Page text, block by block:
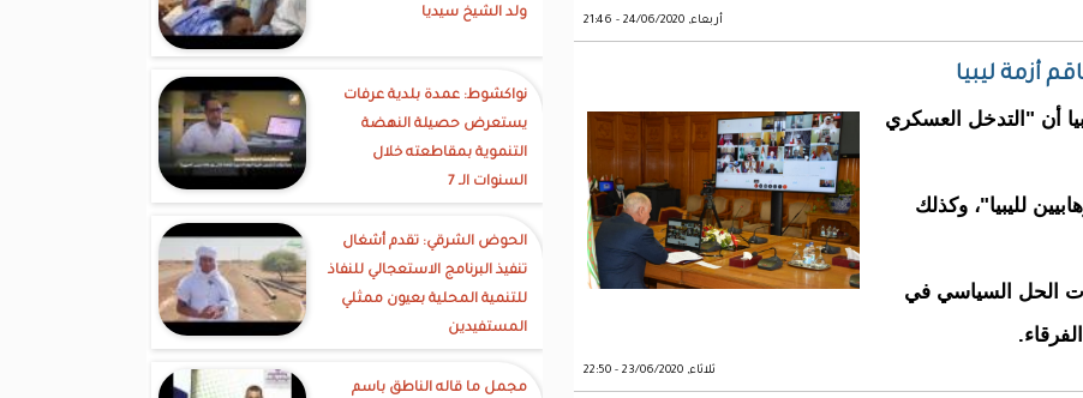
أربعاء, 24/06/2020 - 21:46
أزمة ليبيا
أن "التدخل العسكري
لليبيا"، وكذلك
الحل السياسي في
ثلاثاء, 23/06/2020 - 22:50
ولد الشيخ سيديا
نواكشوط: عمدة بلدية عرفات
يستعرض حصيلة النهضة
التنموية بمقاطعته خلال
السنوات الـ 7
الحوض الشرقي: تقدم أشغال
تنفيذ البرنامج الاستعجالي للنفاذ
للتنمية المحلية بعيون ممثلي
المستفيدين
مجمل ما قاله الناطق باسم